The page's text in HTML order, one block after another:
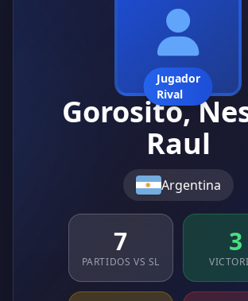
Jugador
Rival
Gorosito,
Raul
Argentina
7
PARTIDOS VS SL
3